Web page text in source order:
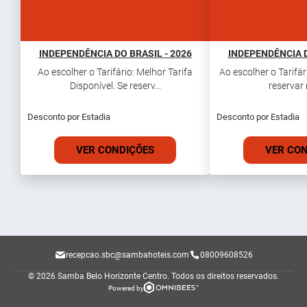
INDEPENDÊNCIA DO BRASIL - 2026
Ao escolher o Tarifário: Melhor Tarifa
Disponível. Se reserv...
Desconto por Estadia
VER CONDIÇÕES
INDEPENDÊNCIA
Ao escolher o
reservar
Desconto por Estadia
VER
recepcao.sbc@sambahoteis.com 08009608526
© 2026 Samba Belo Horizonte Centro. Todos os direitos reservados.
Powered by